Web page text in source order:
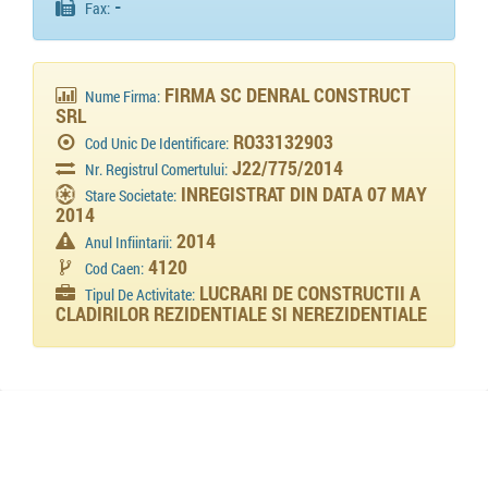
Fax: -
Nume Firma: FIRMA SC DENRAL CONSTRUCT
SRL
Cod Unic De Identificare: RO33132903
Nr. Registrul Comertului: J22/775/2014
Stare Societate: INREGISTRAT DIN DATA 07 MAY
2014
Anul Infiintarii: 2014
Cod Caen: 4120
Tipul De Activitate: LUCRARI DE CONSTRUCTII A
CLADIRILOR REZIDENTIALE SI NEREZIDENTIALE